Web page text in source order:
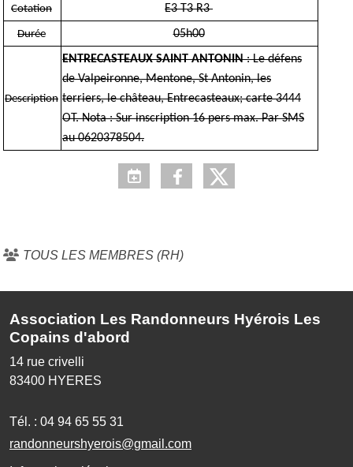
Cotation E3 T3 R3
Durée 05h00
Description
ENTRECASTEAUX SAINT ANTONIN: Le défens
de Valpeironne, Mentone, St Antonin, les
terriers, le château, Entrecasteaux; carte 3444
OT. Nota : Sur inscription 16 pers max. Par SMS
au 0620378504.
TOUS LES MEMBRES (RH)
Association Les Randonneurs Hyérois Les
Copains d'abord
14 rue crivelli
83400 HYERES
Tél. : 04 94 65 55 31
randonneurshyerois@gmail.com